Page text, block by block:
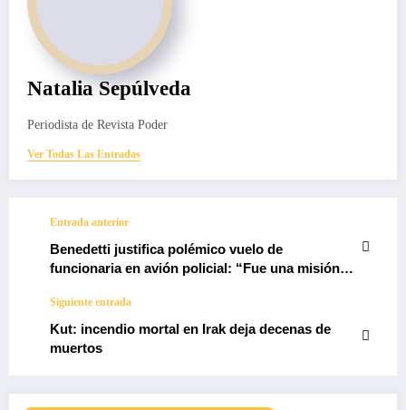
Natalia Sepúlveda
Periodista de Revista Poder
Ver Todas Las Entradas
Entrada anterior
Benedetti justifica polémico vuelo de
funcionaria en avión policial: “Fue una misión
Siguiente entrada
Kut: incendio mortal en Irak deja decenas de
muertos